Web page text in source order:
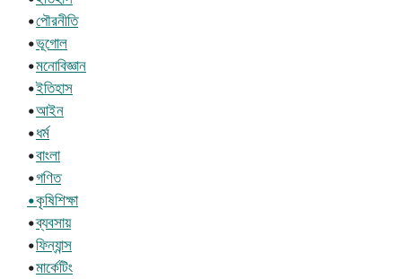
•পৌরনীতি
•ভূগোল
•মনোবিজ্ঞান
•ইতিহাস
•আইন
•ধর্ম
•বাংলা
•গণিত
•কৃষিশিক্ষা
•ব্যবসায়
•ফিন্যান্স
•মার্কেটিং